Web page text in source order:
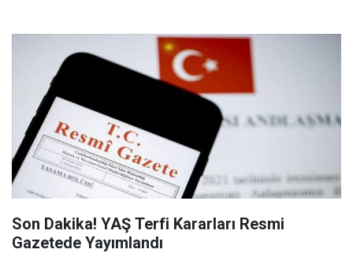
Son Dakika! YAŞ Terfi Kararları Resmi
Gazetede Yayımlandı